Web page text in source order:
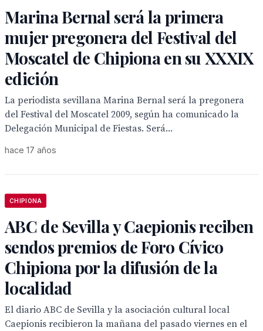
Marina Bernal será la primera
mujer pregonera del Festival del
Moscatel de Chipiona en su XXXIX
edición
La periodista sevillana Marina Bernal será la pregonera
del Festival del Moscatel 2009, según ha comunicado la
Delegación Municipal de Fiestas. Será...
hace 17 años
CHIPIONA
ABC de Sevilla y Caepionis reciben
sendos premios de Foro Cívico
Chipiona por la difusión de la
localidad
El diario ABC de Sevilla y la asociación cultural local
Caepionis recibieron la mañana del pasado viernes en el